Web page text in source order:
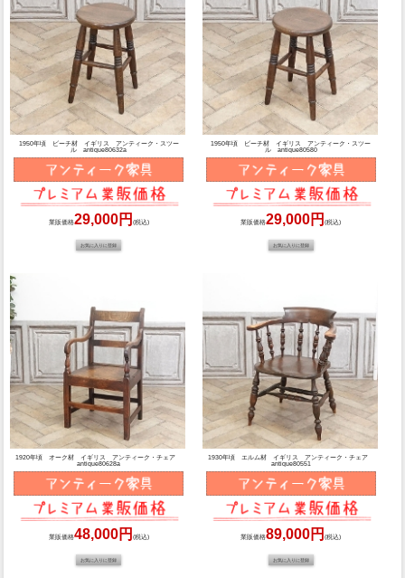
1950年頃 ビーチ材 イギリス アンティーク・スツー
ル antique80632a
業販価格29,000円 (税込)
1950年頃 ビーチ材 イギリス アンティーク・スツー
ル antique80580
業販価格29,000円(税込)
1920年頃 オーク材 イギリス アンティーク・チェア
antique80628a
業販価格48,000円 (税込)
1930年頃 エルム材 イギリス アンティーク・チェア
antique80551
業販価格89,000円(税込)